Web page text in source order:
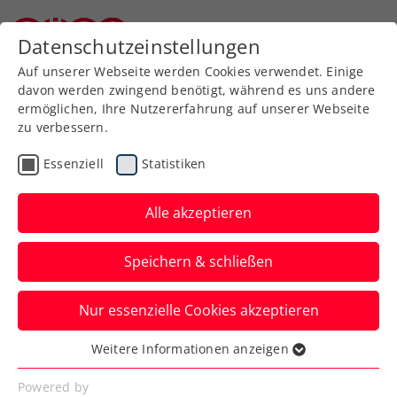
Zurück zur Newsübersicht
Davis Cup
Schett-Eagle „ganz, ganz
stolz auf Jürgen Melzer
und sein Team“
Österreichs beste Spielerin aller Zeiten
findet fürs KURIER Austria Davis Cup
Team im Interview nur lobende Worte.
Verfasst von: Manuel Wachta, 25.10.2025
Datenschutzeinstellungen
Auf unserer Webseite werden Cookies verwendet. Einige
davon werden zwingend benötigt, während es uns andere
ermöglichen, Ihre Nutzererfahrung auf unserer Webseite
zu verbessern.
Essenziell Statistiken
Alle akzeptieren
Speichern & schließen
Nur essenzielle Cookies akzeptieren
Essenziell
Essenzielle Cookies werden für grundlegende
Weitere Informationen anzeigen
Powered by